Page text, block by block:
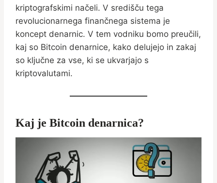
kriptografskimi načeli. V središču tega
revolucionarnega finančnega sistema je
koncept denarnic. V tem vodniku bomo preučili,
kaj so Bitcoin denarnice, kako delujejo in zakaj
so ključne za vse, ki se ukvarjajo s
kriptovalutami.
Kaj je Bitcoin denarnica?